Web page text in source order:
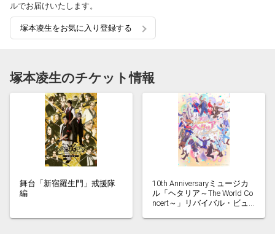
ルでお届けいたします。
塚本凌生をお気に入り登録する
塚本凌生のチケット情報
舞台「新宿羅生門」戒援隊
編
10th Anniversaryミュージカ
ル「ヘタリア～The World Co
ncert～」リバイバル・ビュ